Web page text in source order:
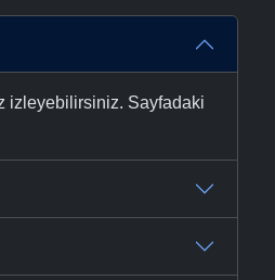
izleyebilirsiniz. Sayfadaki